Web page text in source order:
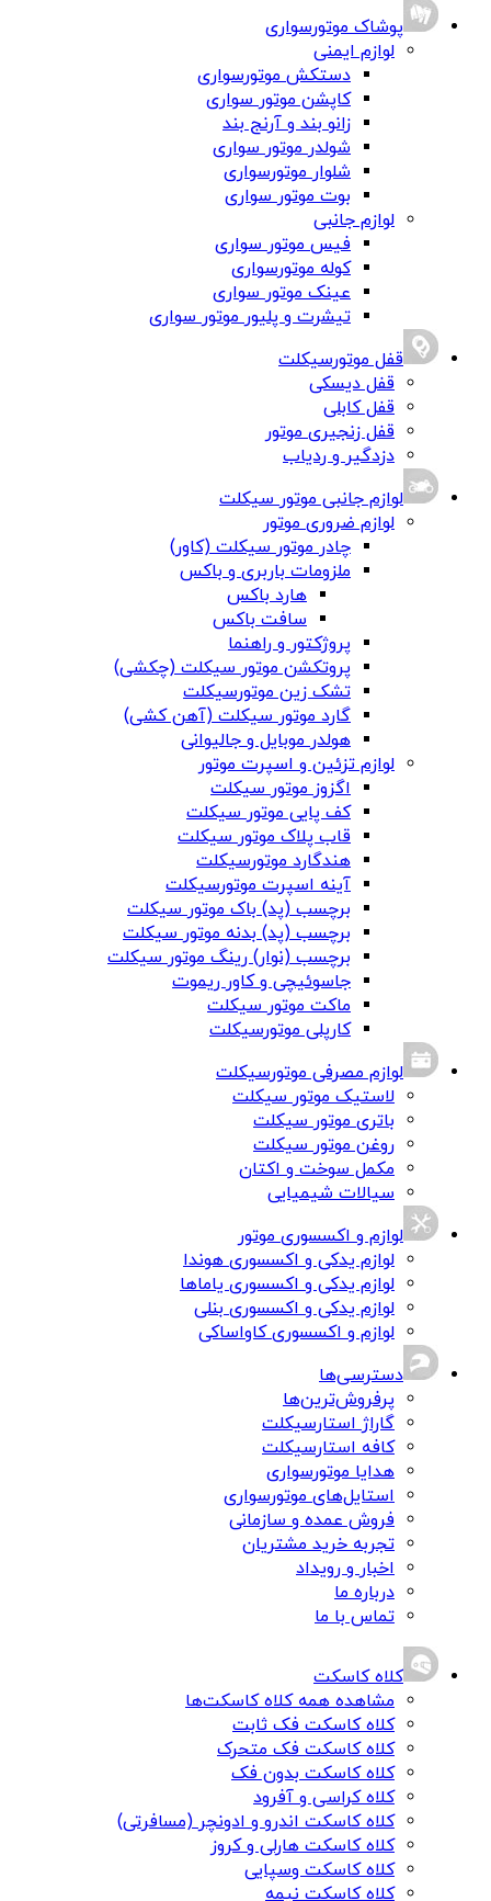
پوشاک موتورسواری
لوازم ایمنی
دستکش موتورسواری
کاپشن موتور سواری
زانو بند و آرنج بند
شولدر موتور سواری
شلوار موتورسواری
بوت موتور سواری
لوازم جانبی
فیس موتور سواری
کوله موتورسواری
عینک موتور سواری
تیشرت و پلیور موتور سواری
قفل موتورسیکلت
قفل دیسکی
قفل کابلی
قفل زنجیری موتور
دزدگیر و ردیاب
لوازم جانبی موتور سیکلت
لوازم ضروری موتور
چادر موتور سیکلت (کاور)
ملزومات باربری و باکس
هارد باکس
سافت باکس
پروژکتور و راهنما
پروتکشن موتور سیکلت (چکشی)
تشک زین موتورسیکلت
گارد موتور سیکلت (آهن کشی)
هولدر موبایل و جالیوانی
لوازم تزئین و اسپرت موتور
اگزوز موتور سیکلت
کف پایی موتور سیکلت
قاب پلاک موتور سیکلت
هندگارد موتورسیکلت
آینه اسپرت موتورسیکلت
برچسب (پد) باک موتور سیکلت
برچسب (پد) بدنه موتور سیکلت
برچسب (نوار) رینگ موتور سیکلت
جاسوئیچی و کاور ریموت
ماکت موتور سیکلت
کارپلی موتورسیکلت
لوازم مصرفی موتورسیکلت
لاستیک موتور سیکلت
باتری موتور سیکلت
روغن موتور سیکلت
مکمل سوخت و اکتان
سیالات شیمیایی
لوازم و اکسسوری موتور
لوازم یدکی و اکسسوری هوندا
لوازم یدکی و اکسسوری یاماها
لوازم یدکی و اکسسوری بنلی
لوازم و اکسسوری کاواساکی
دسترسی‌ها
پرفروش‌ترین‌ها
گاراژ استارسیکلت
کافه استارسیکلت
هدایا موتورسواری
استایل‌های موتورسواری
فروش عمده و سازمانی
تجربه خرید مشتریان
اخبار و رویداد
درباره ما
تماس با ما
کلاه کاسکت
مشاهده همه کلاه کاسکت‌ها
کلاه کاسکت فک ثابت
کلاه کاسکت فک متحرک
کلاه کاسکت بدون فک
کلاه کراسی و آفرود
کلاه کاسکت اندرو و ادونچر (مسافرتی)
کلاه کاسکت هارلی و کروز
کلاه کاسکت وسپایی
کلاه کاسکت نیمه